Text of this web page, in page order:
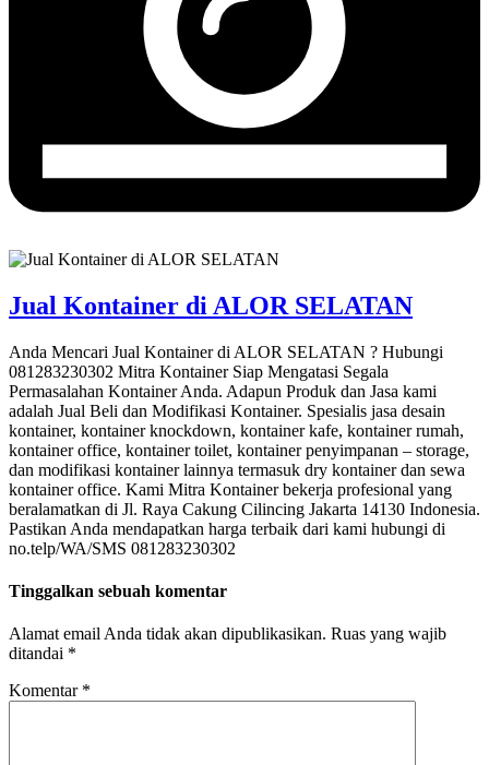
Jual Kontainer di ALOR SELATAN
Anda Mencari Jual Kontainer di ALOR SELATAN ? Hubungi
081283230302 Mitra Kontainer Siap Mengatasi Segala
Permasalahan Kontainer Anda. Adapun Produk dan Jasa kami
adalah Jual Beli dan Modifikasi Kontainer. Spesialis jasa desain
kontainer, kontainer knockdown, kontainer kafe, kontainer rumah,
kontainer office, kontainer toilet, kontainer penyimpanan – storage,
dan modifikasi kontainer lainnya termasuk dry kontainer dan sewa
kontainer office. Kami Mitra Kontainer bekerja profesional yang
beralamatkan di Jl. Raya Cakung Cilincing Jakarta 14130 Indonesia.
Pastikan Anda mendapatkan harga terbaik dari kami hubungi di
no.telp/WA/SMS 081283230302
Tinggalkan sebuah komentar
Alamat email Anda tidak akan dipublikasikan. Ruas yang wajib
ditandai *
Komentar *